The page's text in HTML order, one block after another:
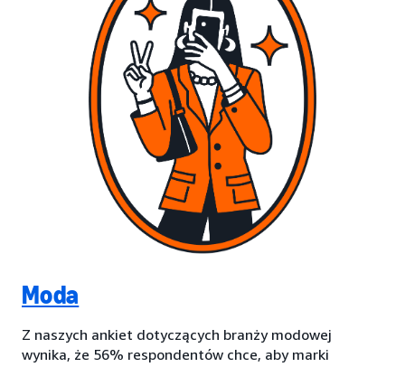
Moda
Z naszych ankiet dotyczących branży modowej
wynika, że 56% respondentów chce, aby marki